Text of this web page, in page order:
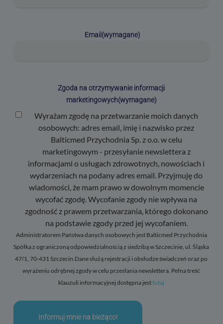
Email (wymagane)
Zgoda na otrzymywanie informacji
marketingowych(wymagane)
Wyrażam zgodę na przetwarzanie moich danych
osobowych: adres email, imię i nazwisko przez
Balticmed Przychodnia Sp. z o.o. w celu
marketingowym - przesyłanie newslettera z
informacjami o usługach zdrowotnych, nowościach i
wydarzeniach na podany adres email. Przyjmuję do
wiadomości, że mam prawo w dowolnym momencie
wycofać zgodę. Wycofanie zgody nie wpływa na
zgodność z prawem przetwarzania, którego dokonano
na podstawie zgody przed jej wycofaniem.
Administratorem Państwa danych osobowych jest Balticmed Przychodnia
Spółka z ograniczoną odpowiedzialnością z siedzibą w Szczecinie, ul. Śląska
47/1, 70-431 Szczecin.Dane służą rejestracji i obsłudze świadczeń oraz po
wyrażeniu odrębnej zgody w celu przesłania newslettera. Pełna treść
klauzuli informacyjnej dostępna jesttutaj